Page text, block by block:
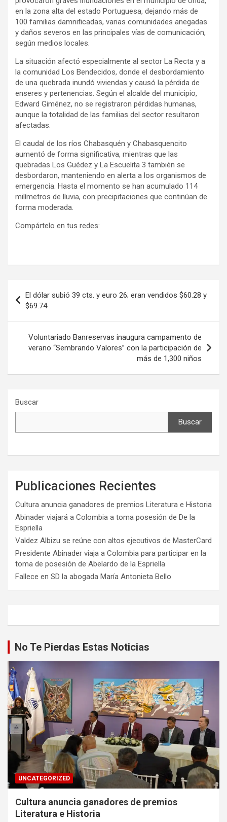
en la zona alta del estado Portuguesa, dejando más de
100 familias damnificadas, varias comunidades anegadas
y daños severos en las principales vías de comunicación,
según medios locales.
La situación afectó especialmente al sector La Recta y a
la comunidad Los Bendecidos, donde el desbordamiento
de una quebrada inundó viviendas y causó la pérdida de
enseres y pertenencias. Según el alcalde del municipio,
Edward Giménez, no se registraron pérdidas humanas,
aunque la totalidad de las familias del sector resultaron
afectadas.
El caudal de los ríos Chabasquén y Chabasquencito
aumentó de forma significativa, mientras que las
quebradas Los Guédez y La Escuelita 3 también se
desbordaron, manteniendo en alerta a los organismos de
emergencia. Hasta el momento se han acumulado 114
milímetros de lluvia, con precipitaciones que continúan de
forma moderada.
Compártelo en tus redes:
de
entradas
El dólar subió 39 cts. y euro 26; eran vendidos $60.28 y
$69.74
Voluntariado Banreservas inaugura campamento de
verano “Sembrando Valores” con la participación de
más de 1,300 niños
Buscar
Buscar
Publicaciones Recientes
Cultura anuncia ganadores de premios Literatura e Historia
Abinader viajará a Colombia a toma posesión de De la
Espriella
Valdez Albizu se reúne con altos ejecutivos de MasterCard
Presidente Abinader viaja a Colombia para participar en la
toma de posesión de Abelardo de la Espriella
Fallece en SD la abogada María Antonieta Bello
No Te Pierdas Estas Noticias
UNCATEGORIZED
Cultura anuncia ganadores de premios
Literatura e Historia